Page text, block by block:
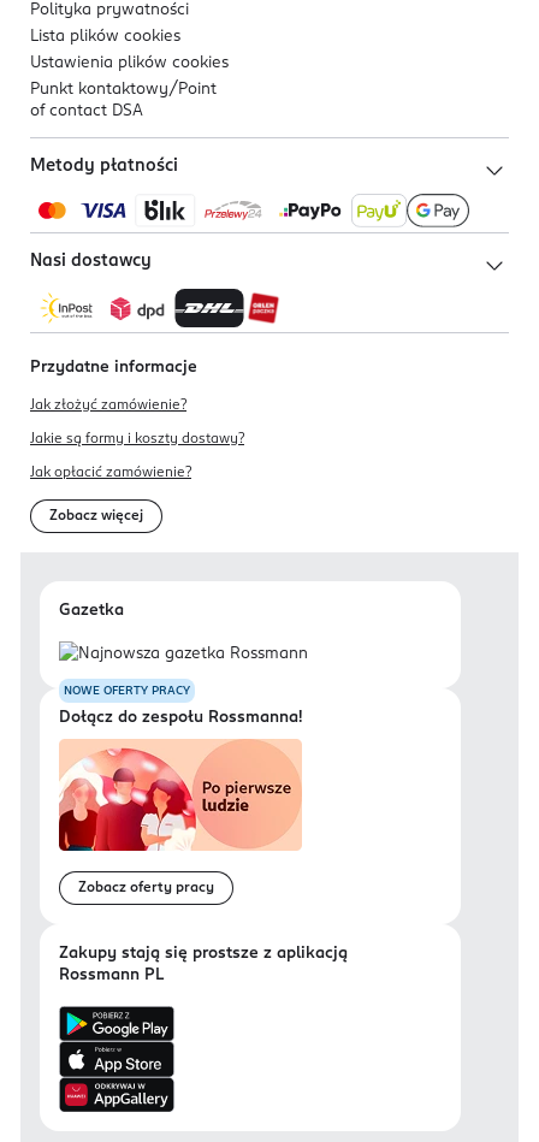
Polityka prywatności
Lista plików cookies
Ustawienia plików cookies
Punkt kontaktowy/ Point
of contact DSA
Metody płatności
Nasi dostawcy
Przydatne informacje
Jak złożyć zamówienie?
Jakie są formy i koszty dostawy?
Jak opłacić zamówienie?
Zobacz więcej
Gazetka
NOWE OFERTY PRACY
Dołącz do zespołu Rossmanna!
Zobacz oferty pracy
Zakupy stają się prostsze z aplikacją
Rossmann PL